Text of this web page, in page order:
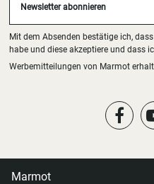
Newsletter abonnieren
Mit dem Absenden bestätige ich,
habe und diese akzeptiere und dass
Werbemitteilungen von Marmot
Marmot